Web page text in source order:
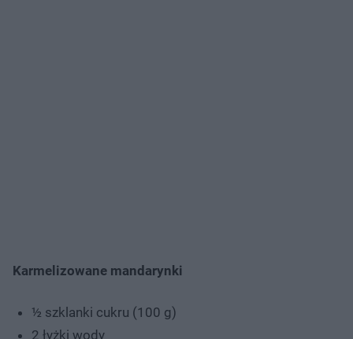
Karmelizowane mandarynki
½ szklanki cukru (100 g)
2 łyżki wody